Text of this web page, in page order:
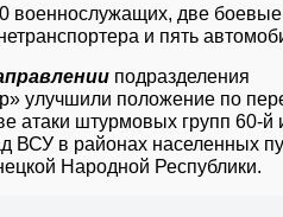
военнослужащих, две боевые
и пять
подразделения
улучшили положение по
атаки штурмовых групп 60-й
ВСУ в районах населенных
Народной Республики.